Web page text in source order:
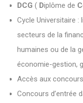
DCG ( Diplôme de C
Cycle Universitaire
secteurs de la
humaines ou de la
économie-gestion,
Accès aux
Concours d’entrée